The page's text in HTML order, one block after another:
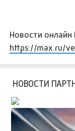
Новости
https://max.ru/
НОВОСТИ